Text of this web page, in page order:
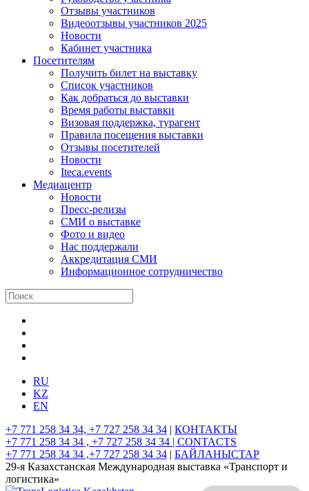
Отзывы участников
Видеоотзывы участников 2025
Новости
Кабинет участника
Посетителям
Получить билет на выставку
Список участников
Как добраться до выставки
Время работы выставки
Визовая поддержка, турагент
Правила посещения выставки
Отзывы посетителей
Новости
Iteca.events
Медиацентр
Новости
Пресс-релизы
СМИ о выставке
Фото и видео
Нас поддержали
Аккредитация СМИ
Информационное сотрудничество
RU
KZ
EN
+7 771 258 34 34, +7 727 258 34 34 | КОНТАКТЫ
+7 771 258 34 34 , +7 727 258 34 34 | CONTACTS
+7 771 258 34 34 ,+7 727 258 34 34 | БАЙЛАНЫСТАР
29-я Казахстанская Международная выставка «Транспорт и
логистика»